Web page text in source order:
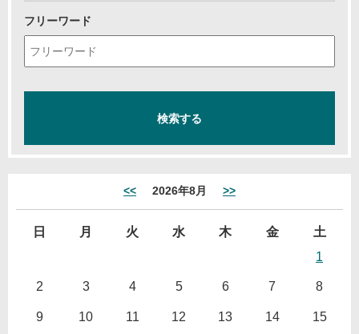
フリーワード
<< 2026年8月 >>
日 月 火 水 木 金
土
1
2 3 4 5 6 7 8
9 10 11 12 13 14 15